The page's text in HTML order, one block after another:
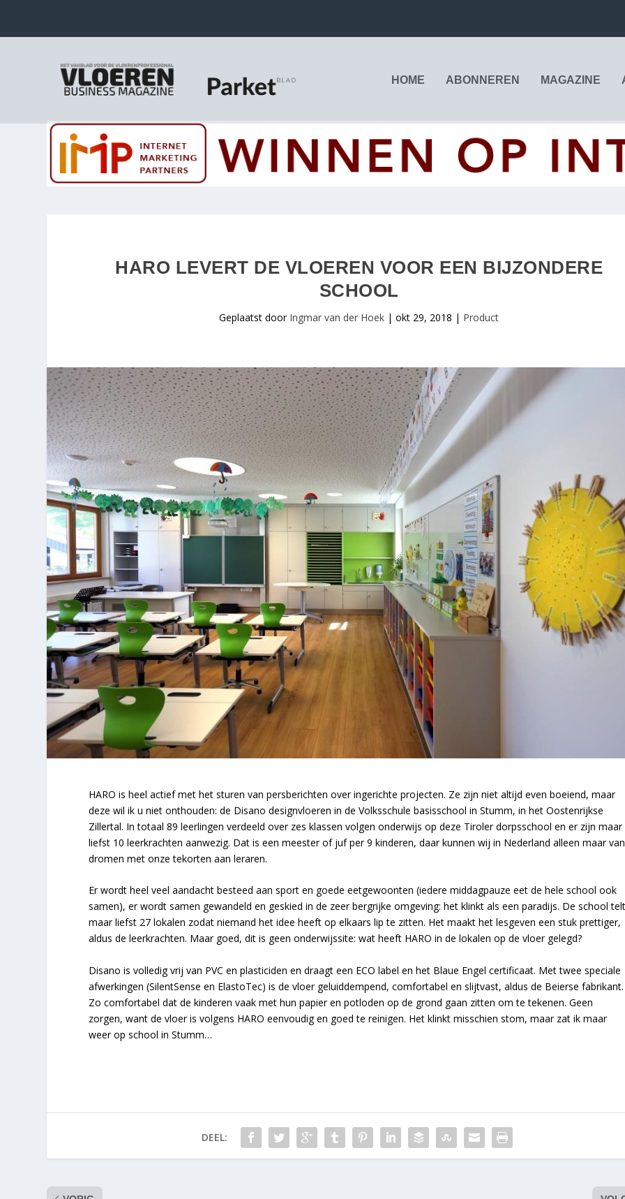
HOME ABONNEREN MAGAZINE
HARO LEVERT DE VLOEREN VOOR EEN BIJZONDERE
SCHOOL
Geplaatst door Ingmar van der Hoek |okt 29, 2018 | Product
HARO is heel actief met het sturen van persberichten over ingerichte projecten. Ze zijn niet altijd even boeiend, maar
deze wil ik u niet onthouden: de Disano designvloeren in de Volksschule basisschool in Stumm, in het Oostenrijkse
Zillertal. In totaal 89 leerlingen verdeeld over zes klassen volgen onderwijs op deze Tiroler dorpsschool en er zijn maar
liefst 10 leerkrachten aanwezig. Dat is een meester of juf per 9 kinderen, daar kunnen wij in Nederland alleen maar van
dromen met onze tekorten aan leraren.
Er wordt heel veel aandacht besteed aan sport en goede eetgewoonten (iedere middagpauze eet de hele school ook
samen), er wordt samen gewandeld en geskied in de zeer bergrijke omgeving: het klinkt als een paradijs. De school
maar liefst 27 lokalen zodat niemand het idee heeft op elkaars lip te zitten. Het maakt het lesgeven een stuk prettiger,
aldus de leerkrachten. Maar goed, dit is geen onderwijssite: wat heeft HARO in de lokalen op de vloer gelegd?
Disano is volledig vrij van PVC en plasticiden en draagt een ECO label en het Blaue Engel certificaat. Met twee speciale
afwerkingen (SilentSense en ElastoTec) is de vloer geluiddempend, comfortabel en slijtvast, aldus de Beierse fabrikant.
Zo comfortabel dat de kinderen vaak met hun papier en potloden op de grond gaan zitten om te tekenen. Geen
zorgen, want de vloer is volgens HARO eenvoudig en goed te reinigen. Het klinkt misschien stom, maar zat ik maar
weer op school in Stumm…
DEEL: